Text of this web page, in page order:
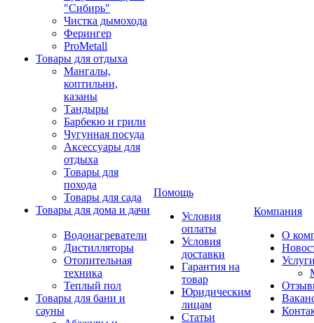
"Сибирь"
Чистка дымохода
Ферингер
ProMetall
Товары для отдыха
Мангалы,
коптильни,
казаны
Тандыры
Барбекю и грили
Чугунная посуда
Аксессуары для
отдыха
Товары для
похода
Товары для сада
Товары для дома и дачи
Водонагреватели
Дистилляторы
Отопительная
техника
Теплый пол
Товары для бани и
сауны
Помощь
Условия
оплаты
Условия
доставки
Гарантия на
товар
Юридическим
лицам
Статьи
Компания
О